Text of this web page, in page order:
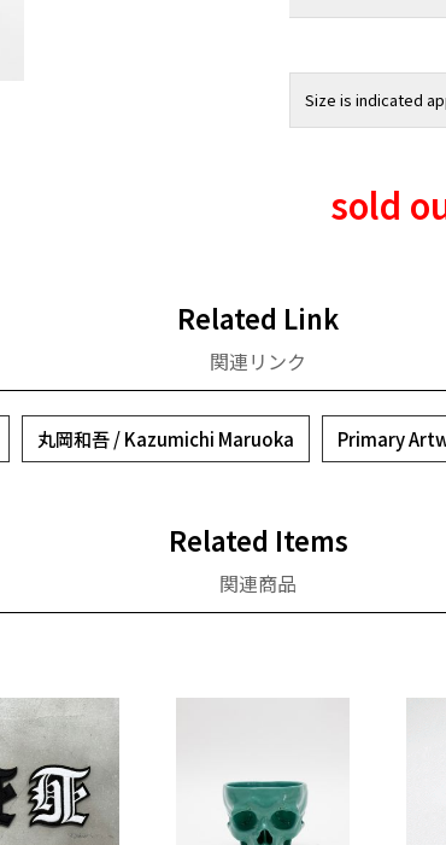
Size is indicated
sold
Related Link
関連リンク
丸岡和吾 / Kazumichi Maruoka Primary
Related Items
関連商品